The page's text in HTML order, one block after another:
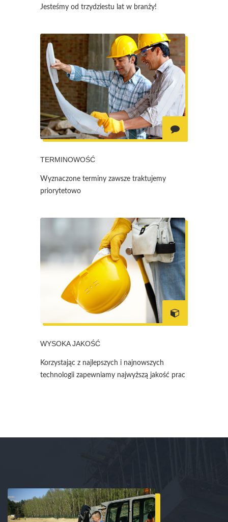
Jesteśmy od trzydziestu lat w branży!
TERMINOWOŚĆ
Wyznaczone terminy zawsze traktujemy
priorytetowo
WYSOKA JAKOŚĆ
Korzystając z najlepszych i najnowszych
technologii zapewniamy najwyższą jakość prac